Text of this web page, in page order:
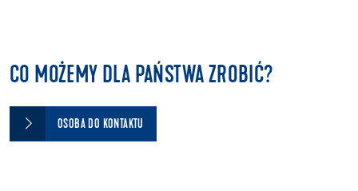
CO MOŻEMY DLA PAŃSTWA ZROBIĆ?
OSOBA DO KONTAKTU